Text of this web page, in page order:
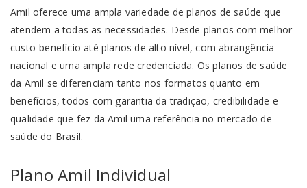
Amil oferece uma ampla variedade de planos de saúde que
atendem a todas as necessidades. Desde planos com melhor
custo-benefício até planos de alto nível, com abrangência
nacional e uma ampla rede credenciada. Os planos de saúde
da Amil se diferenciam tanto nos formatos quanto em
benefícios, todos com garantia da tradição, credibilidade e
qualidade que fez da Amil uma referência no mercado de
saúde do Brasil.
Plano Amil Individual